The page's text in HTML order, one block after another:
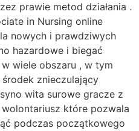
prawie metod działania .
in Nursing online
nowych i prawdziwych
hazardowe i biegać
wiele obszaru , w tym
środek znieczulający
wita surowe gracze z
które pozwala
podczas początkowego